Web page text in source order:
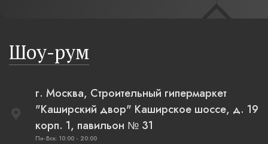
Шоу-рум
г. Москва, Строительный гипермаркет
"Каширский двор" Каширское шоссе, д. 19
корп. 1, павильон № 31
Пн-Вск: 10:00 - 20:00